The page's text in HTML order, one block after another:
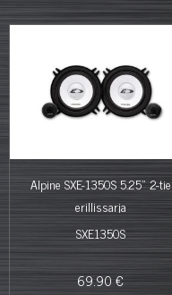
Alpine SXE-1350S 5.25" 2-tie
erillissarja
SXE1350S
69.90 €